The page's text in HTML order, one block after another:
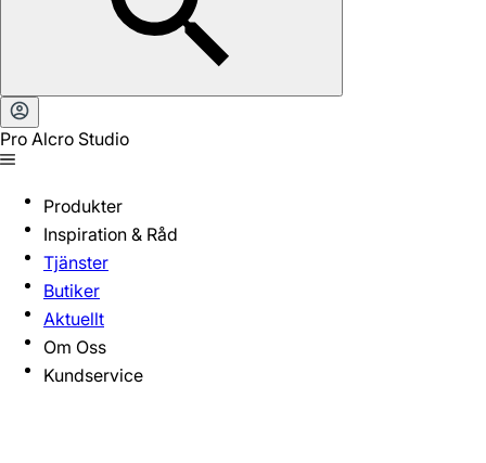
Pro Alcro Studio
Produkter
Inspiration & Råd
Tjänster
Butiker
Aktuellt
Om Oss
Kundservice